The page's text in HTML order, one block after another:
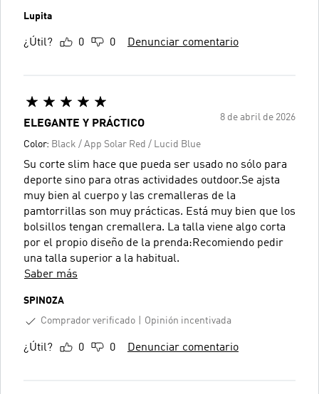
Lupita
¿Útil? 0 0 Denunciar comentario
8 de abril de 2026
ELEGANTE Y PRÁCTICO
Color: Black / App Solar Red / Lucid Blue
Su corte slim hace que pueda ser usado no sólo para
deporte sino para otras actividades outdoor.Se ajsta
muy bien al cuerpo y las cremalleras de la
pamtorrillas son muy prácticas. Está muy bien que los
bolsillos tengan cremallera. La talla viene algo corta
por el propio diseño de la prenda:Recomiendo pedir
una talla superior a la habitual.
Saber más
SPINOZA
Comprador verificado
Opinión incentivada
¿Útil? 0 0 Denunciar comentario